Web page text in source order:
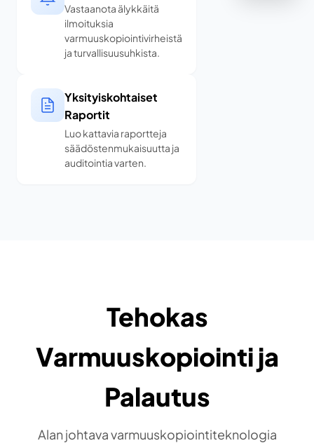
Vastaanota älykkäitä
ilmoituksia
varmuuskopiointivirheistä
ja turvallisuusuhkista.
Yksityiskohtaiset
Raportit
Luo kattavia raportteja
säädöstenmukaisuutta ja
auditointia varten.
Tehokas
Varmuuskopiointi ja
Palautus
Alan johtava varmuuskopiointiteknologia